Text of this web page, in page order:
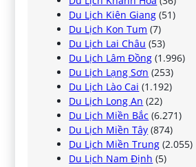
Du Lịch Kiên Giang (51)
Du Lịch Kon Tum (7)
Du Lịch Lai Châu (53)
Du Lịch Lâm Đồng (1.996)
Du Lịch Lạng Sơn (253)
Du Lịch Lào Cai (1.192)
Du Lịch Long An (22)
Du Lịch Miền Bắc (6.271)
Du Lịch Miền Tây (874)
Du Lịch Miền Trung (2.055)
Du Lịch Nam Định (5)